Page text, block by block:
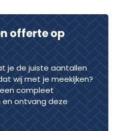
offerte op
je de juiste aantallen
wij met je meekijken?
compleet
ontvang deze